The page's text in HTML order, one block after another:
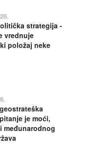
strategija -
vrednuje
položaj neke
je moći,
međunarodnog